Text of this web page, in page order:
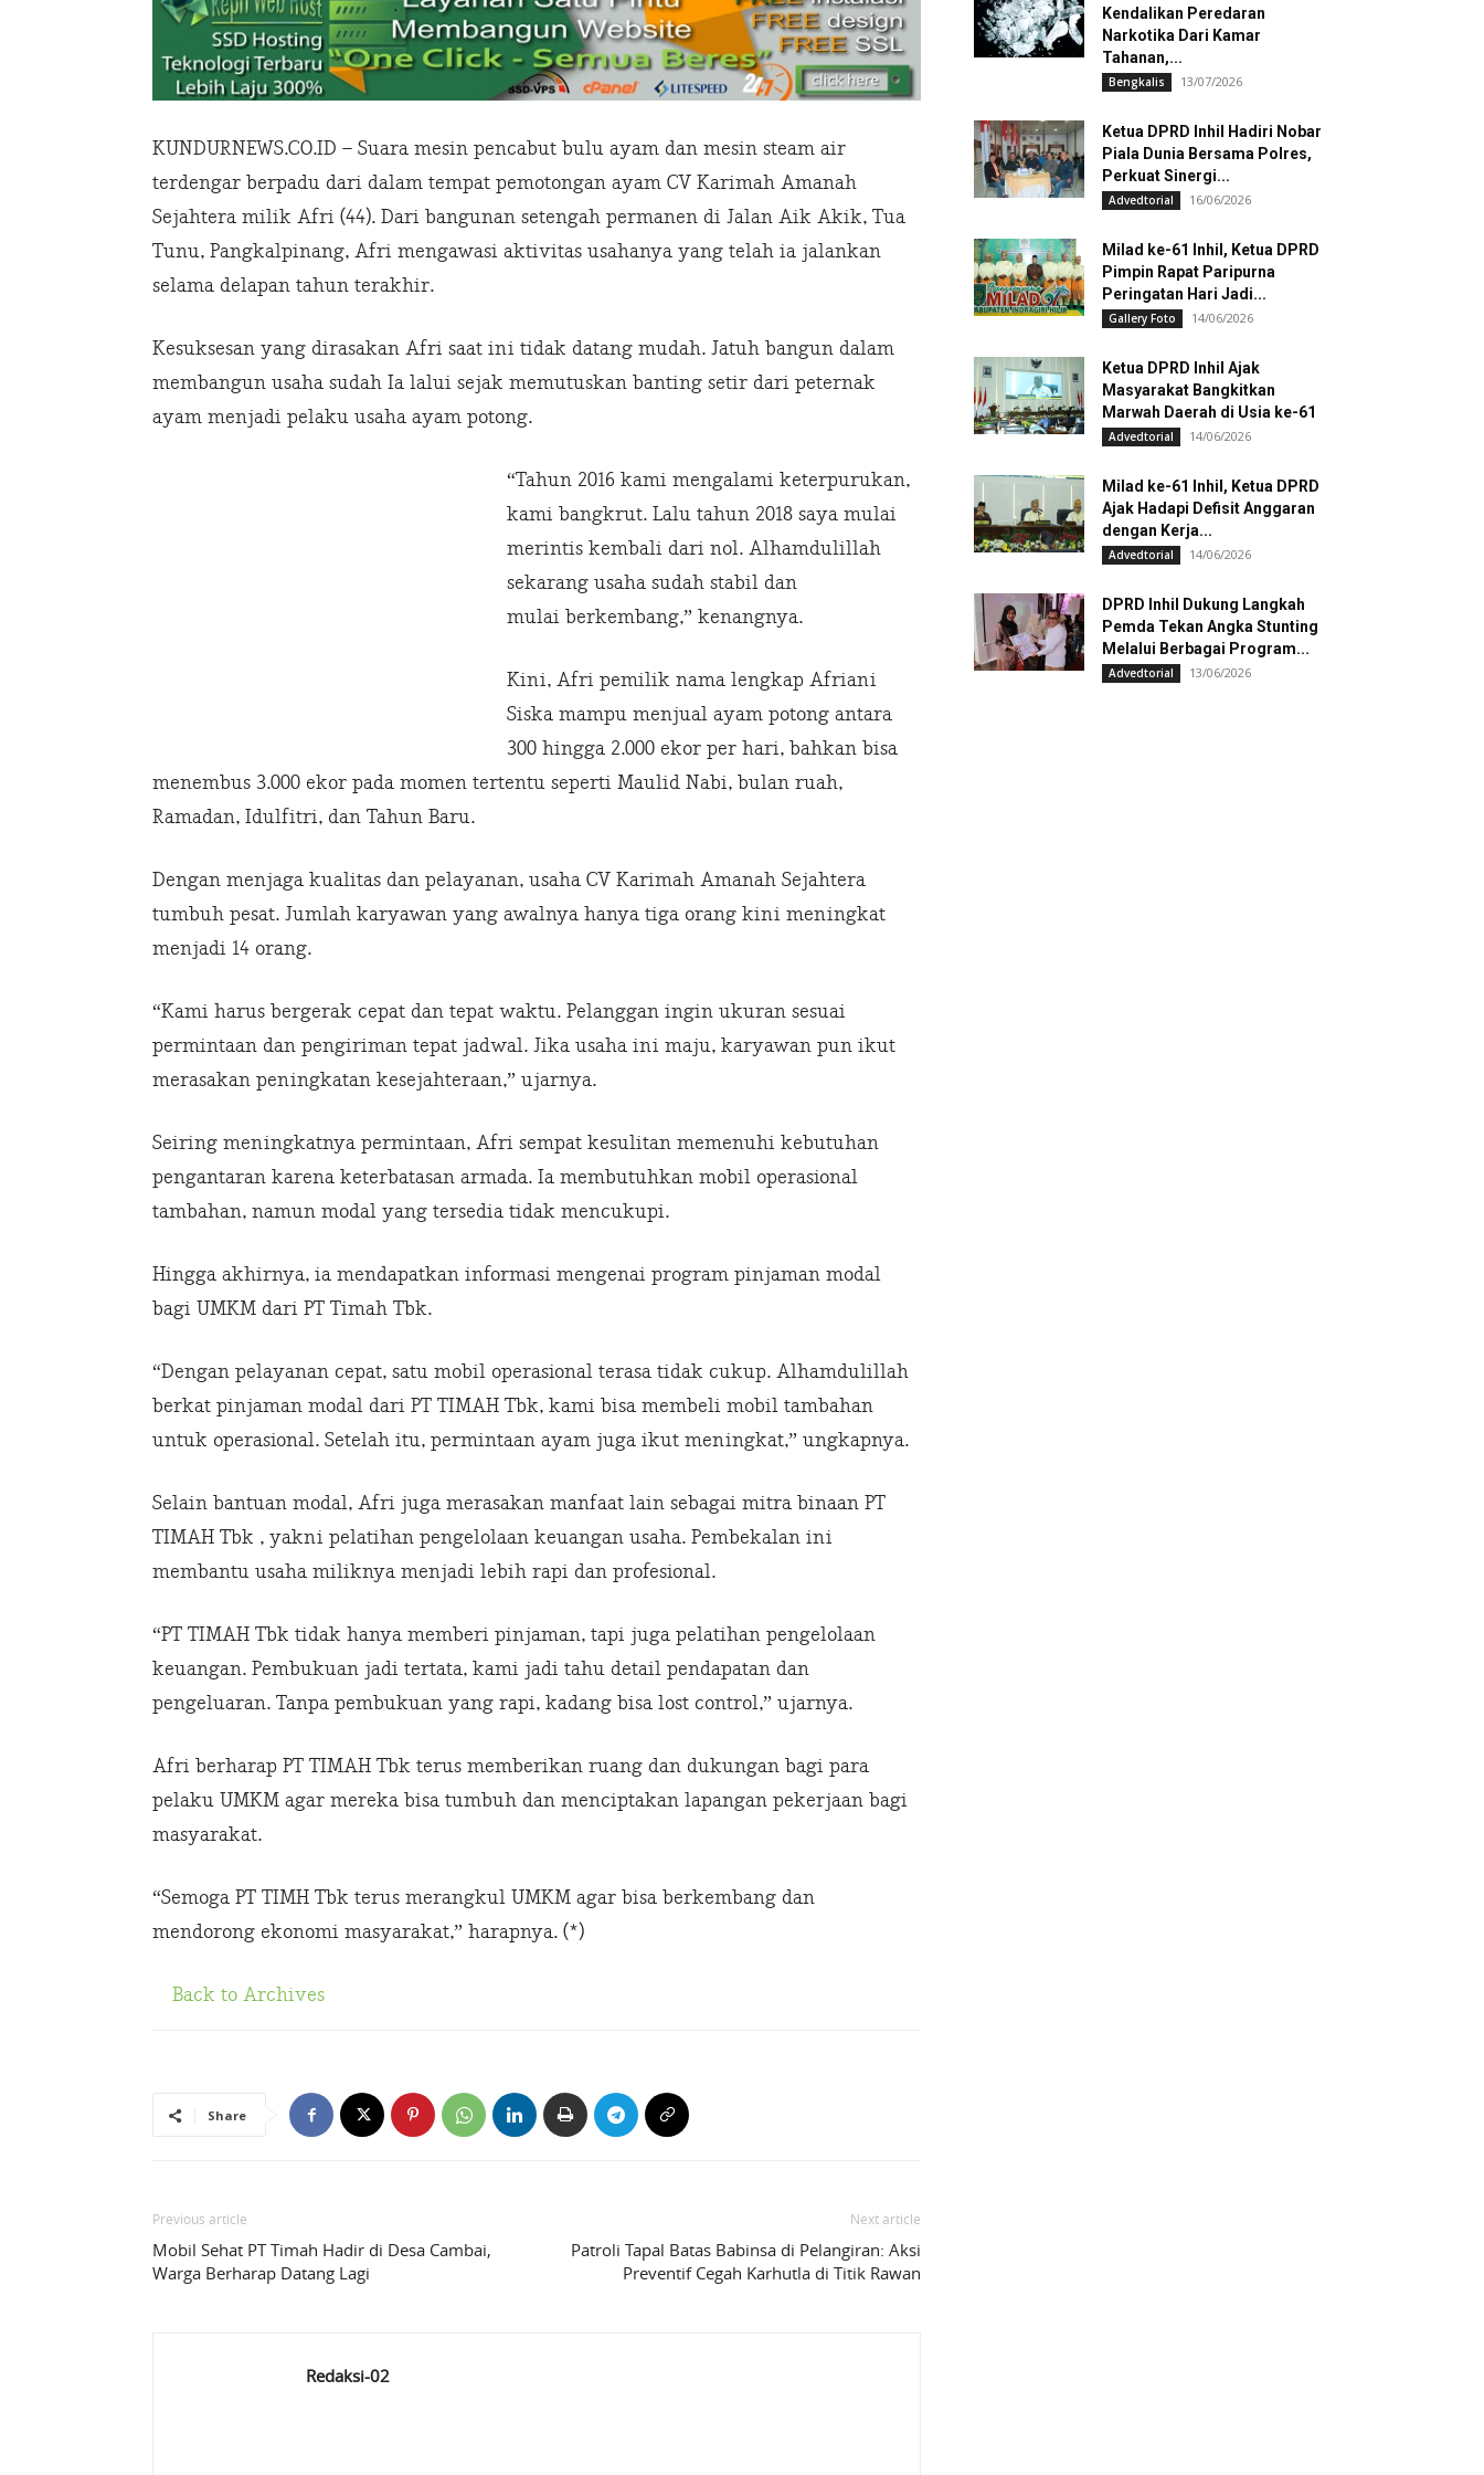
KUNDURNEWS.CO.ID – Suara mesin pencabut bulu ayam dan mesin steam air
terdengar berpadu dari dalam tempat pemotongan ayam CV Karimah Amanah
Sejahtera milik Afri (44). Dari bangunan setengah permanen di Jalan Aik Akik, Tua
Tunu, Pangkalpinang, Afri mengawasi aktivitas usahanya yang telah ia jalankan
selama delapan tahun terakhir.
Kesuksesan yang dirasakan Afri saat ini tidak datang mudah. Jatuh bangun dalam
membangun usaha sudah Ia lalui sejak memutuskan banting setir dari peternak
ayam menjadi pelaku usaha ayam potong.
“Tahun 2016 kami mengalami keterpurukan,
kami bangkrut. Lalu tahun 2018 saya mulai
merintis kembali dari nol. Alhamdulillah
sekarang usaha sudah stabil dan
mulai berkembang,” kenangnya.
Kini, Afri pemilik nama lengkap Afriani
Siska mampu menjual ayam potong antara
300 hingga 2.000 ekor per hari, bahkan bisa
menembus 3.000 ekor pada momen tertentu seperti Maulid Nabi, bulan ruah,
Ramadan, Idulfitri, dan Tahun Baru.
Dengan menjaga kualitas dan pelayanan, usaha CV Karimah Amanah Sejahtera
tumbuh pesat. Jumlah karyawan yang awalnya hanya tiga orang kini meningkat
menjadi 14 orang.
“Kami harus bergerak cepat dan tepat waktu. Pelanggan ingin ukuran sesuai
permintaan dan pengiriman tepat jadwal. Jika usaha ini maju, karyawan pun ikut
merasakan peningkatan kesejahteraan,” ujarnya.
Seiring meningkatnya permintaan, Afri sempat kesulitan memenuhi kebutuhan
pengantaran karena keterbatasan armada. Ia membutuhkan mobil operasional
tambahan, namun modal yang tersedia tidak mencukupi.
Hingga akhirnya, ia mendapatkan informasi mengenai program pinjaman modal
bagi UMKM dari PT Timah Tbk.
“Dengan pelayanan cepat, satu mobil operasional terasa tidak cukup. Alhamdulillah
berkat pinjaman modal dari PT TIMAH Tbk, kami bisa membeli mobil tambahan
untuk operasional. Setelah itu, permintaan ayam juga ikut meningkat,” ungkapnya.
Selain bantuan modal, Afri juga merasakan manfaat lain sebagai mitra binaan PT
TIMAH Tbk , yakni pelatihan pengelolaan keuangan usaha. Pembekalan ini
membantu usaha miliknya menjadi lebih rapi dan profesional.
“PT TIMAH Tbk tidak hanya memberi pinjaman, tapi juga pelatihan pengelolaan
keuangan. Pembukuan jadi tertata, kami jadi tahu detail pendapatan dan
pengeluaran. Tanpa pembukuan yang rapi, kadang bisa lost control,” ujarnya.
Afri berharap PT TIMAH Tbk terus memberikan ruang dan dukungan bagi para
pelaku UMKM agar mereka bisa tumbuh dan menciptakan lapangan pekerjaan bagi
masyarakat.
“Semoga PT TIMH Tbk terus merangkul UMKM agar bisa berkembang dan
mendorong ekonomi masyarakat,” harapnya. (*)
Back to Archives
Share
Previous article
Mobil Sehat PT Timah Hadir di Desa Cambai,
Warga Berharap Datang Lagi
Next article
Patroli Tapal Batas Babinsa di Pelangiran: Aksi
Preventif Cegah Karhutla di Titik Rawan
Redaksi-02
Kendalikan Peredaran
Narkotika Dari Kamar
Tahanan,...
Bengkalis 13/07/2026
Ketua DPRD Inhil Hadiri Nobar
Piala Dunia Bersama Polres,
Perkuat Sinergi...
Advedtorial 16/06/2026
Milad ke-61 Inhil, Ketua DPRD
Pimpin Rapat Paripurna
Peringatan Hari Jadi...
Gallery Foto 14/06/2026
Ketua DPRD Inhil Ajak
Masyarakat Bangkitkan
Marwah Daerah di Usia ke-61
Advedtorial 14/06/2026
Milad ke-61 Inhil, Ketua DPRD
Ajak Hadapi Defisit Anggaran
dengan Kerja...
Advedtorial 14/06/2026
DPRD Inhil Dukung Langkah
Pemda Tekan Angka Stunting
Melalui Berbagai Program...
Advedtorial 13/06/2026